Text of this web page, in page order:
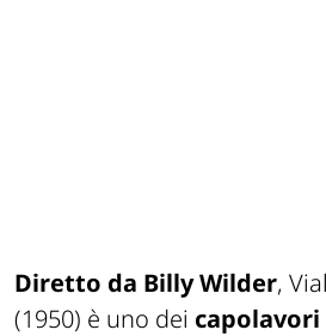
Diretto da Billy Wilder,
(1950) è uno dei